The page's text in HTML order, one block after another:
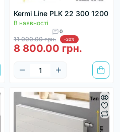
Kermi Line PLK 22 300 1200
В наявності
0
11 000.00 грн. -20%
8 800.00 грн.